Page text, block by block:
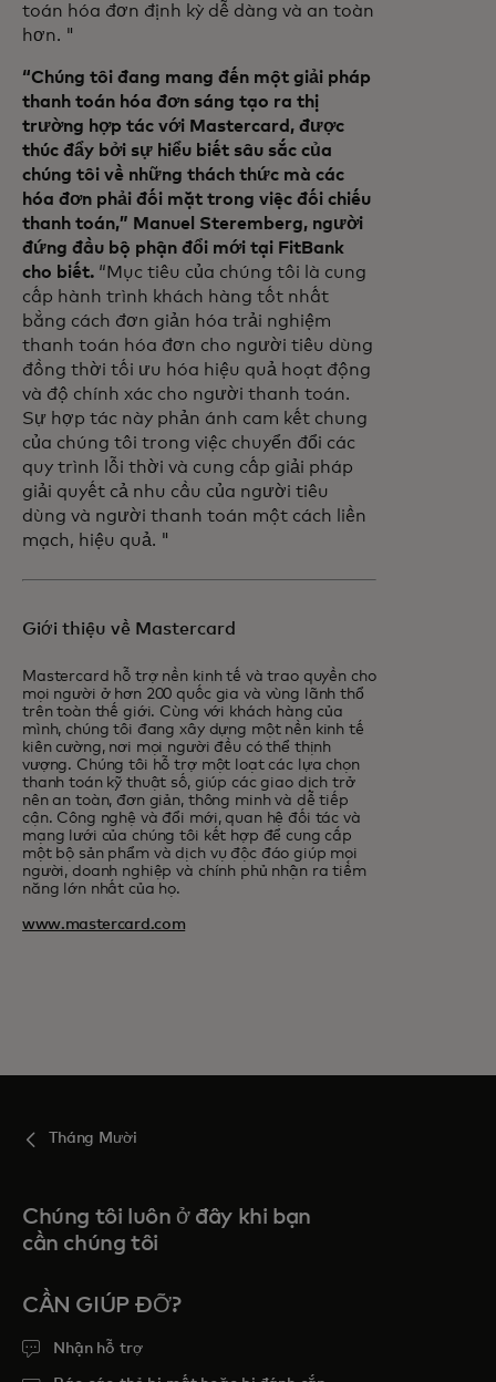
toán hóa đơn định kỳ dễ dàng và an toàn
hơn. "
“Chúng tôi đang mang đến một giải pháp
thanh toán hóa đơn sáng tạo ra thị
trường hợp tác với Mastercard, được
thúc đẩy bởi sự hiểu biết sâu sắc của
chúng tôi về những thách thức mà các
hóa đơn phải đối mặt trong việc đối chiếu
thanh toán,” Manuel Steremberg, người
đứng đầu bộ phận đổi mới tại FitBank
cho biết. “Mục tiêu của chúng tôi là cung
cấp hành trình khách hàng tốt nhất
bằng cách đơn giản hóa trải nghiệm
thanh toán hóa đơn cho người tiêu dùng
đồng thời tối ưu hóa hiệu quả hoạt động
và độ chính xác cho người thanh toán.
Sự hợp tác này phản ánh cam kết chung
của chúng tôi trong việc chuyển đổi các
quy trình lỗi thời và cung cấp giải pháp
giải quyết cả nhu cầu của người tiêu
dùng và người thanh toán một cách liền
mạch, hiệu quả. "
Giới thiệu về Mastercard
Mastercard hỗ trợ nền kinh tế và trao quyền cho
mọi người ở hơn 200 quốc gia và vùng lãnh thổ
trên toàn thế giới. Cùng với khách hàng của
mình, chúng tôi đang xây dựng một nền kinh tế
kiên cường, nơi mọi người đều có thể thịnh
vượng. Chúng tôi hỗ trợ một loạt các lựa chọn
thanh toán kỹ thuật số, giúp các giao dịch trở
nên an toàn, đơn giản, thông minh và dễ tiếp
cận. Công nghệ và đổi mới, quan hệ đối tác và
mạng lưới của chúng tôi kết hợp để cung cấp
một bộ sản phẩm và dịch vụ độc đáo giúp mọi
người, doanh nghiệp và chính phủ nhận ra tiềm
năng lớn nhất của họ.
www.mastercard.com
Tháng Mười
Chúng tôi luôn ở đây khi bạn
cần chúng tôi
CẦN GIÚP ĐỠ?
Nhận hỗ trợ